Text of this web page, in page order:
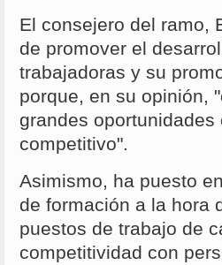
El consejero del ramo,
de promover el
trabajadoras y su
porque, en su opinión,
grandes
competitivo".
Asimismo, ha puesto
de formación a la hora
puestos de trabajo de
competitividad con